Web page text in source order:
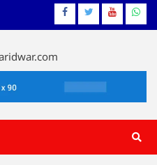
Facebook
TwitterYouTube